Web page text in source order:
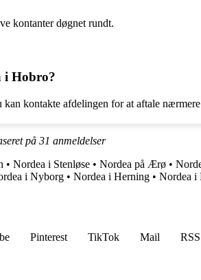
kontanter døgnet rundt.
i Hobro?
kontakte afdelingen for at aftale
på 31 anmeldelser
• Nordea i Stenløse • Nordea på Ærø •
i Nyborg • Nordea i Herning • Nordea i
Pinterest TikTok Mail
RSS